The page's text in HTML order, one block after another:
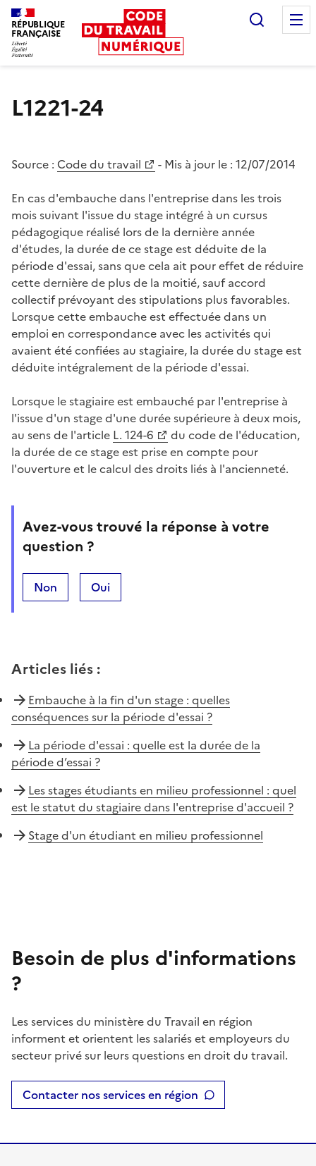
RÉPUBLIQUE
FRANÇAISE
L1221-24
Source : Code du travail - Mis à jour le : 12/07/2014
En cas d'embauche dans l'entreprise dans les trois
mois suivant l'issue du stage intégré à un cursus
pédagogique réalisé lors de la dernière année
d'études, la durée de ce stage est déduite de la
période d'essai, sans que cela ait pour effet de réduire
cette dernière de plus de la moitié, sauf accord
collectif prévoyant des stipulations plus favorables.
Lorsque cette embauche est effectuée dans un
emploi en correspondance avec les activités qui
avaient été confiées au stagiaire, la durée du stage est
déduite intégralement de la période d'essai.
Lorsque le stagiaire est embauché par l'entreprise à
l'issue d'un stage d'une durée supérieure à deux mois,
au sens de l'article L. 124-6
du code de l'éducation,
la durée de ce stage est prise en compte pour
l'ouverture et le calcul des droits liés à l'ancienneté.
Avez-vous trouvé la réponse à votre
question ?
Non Oui
Articles liés :
Embauche à la fin d'un stage : quelles
conséquences sur la période d'essai ?
La période d'essai : quelle est la durée de la
période d’essai ?
Les stages étudiants en milieu professionnel : quel
est le statut du stagiaire dans l'entreprise d'accueil ?
Stage d'un étudiant en milieu professionnel
Besoin de plus d'informations
?
Les services du ministère du Travail en région
informent et orientent les salariés et employeurs du
secteur privé sur leurs questions en droit du travail.
Contacter nos services en région